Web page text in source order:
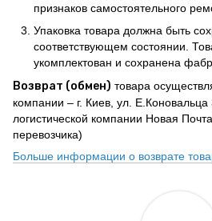
признаков самостоятельного
Упаковка товара должна быть
соответствующем состоянии.
укомплектован и сохранена
Возврат (обмен) товара
компании – г. Киев, ул.
логистической компании Новая
перевозчика)
Больше информации о возврате